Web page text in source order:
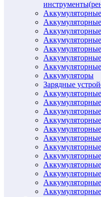
Аккумуляторы
Зарядные
Аккумуляторные